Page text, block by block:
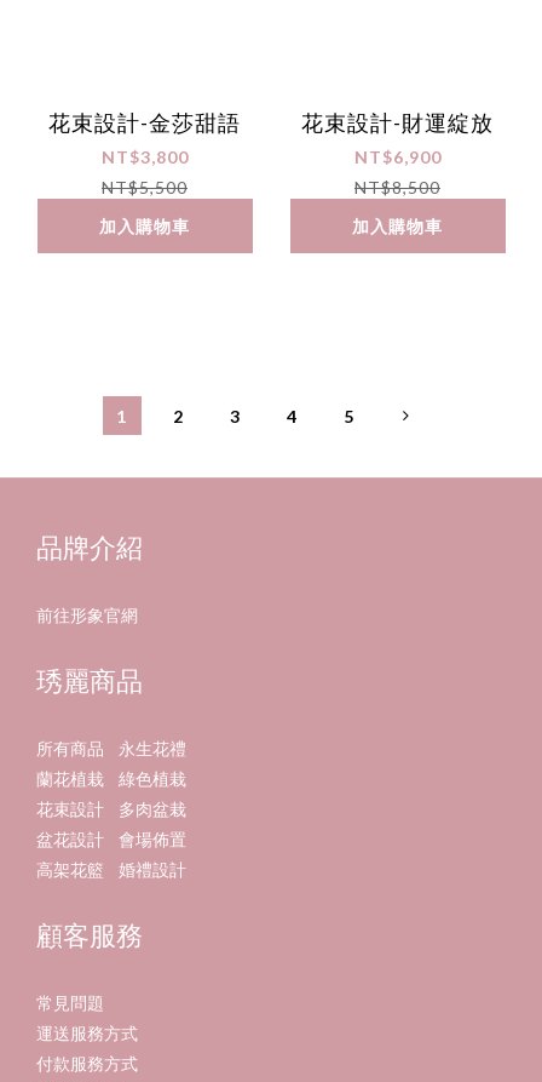
花束設計-金莎甜語
NT$3,800
NT$5,500
加入購物車
花束設計-財運綻放
NT$6,900
NT$8,500
加入購物車
1 2 3 4 5
品牌介紹
前往形象官網
琇麗商品
所有商品
永生花禮
蘭花植栽
綠色植栽
花束設計
多肉盆栽
盆花設計
會場佈置
高架花籃
婚禮設計
顧客服務
常見問題
運送服務方式
付款服務方式